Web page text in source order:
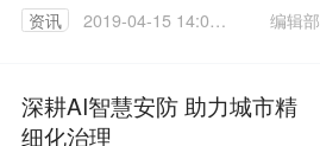
资讯
2019-04-15 14:06:
编辑部
深耕AI智慧安防 助力城市精
细化治理